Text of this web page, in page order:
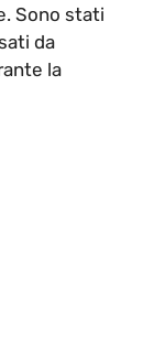
Sono stati
da
la